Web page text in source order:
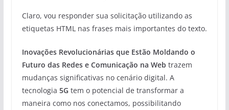
Claro, vou responder sua solicitação utilizando as
etiquetas HTML nas frases mais importantes do texto.
Inovações Revolucionárias que Estão Moldando o
Futuro das Redes e Comunicação na Web trazem
mudanças significativas no cenário digital. A
tecnologia 5G tem o potencial de transformar a
maneira como nos conectamos, possibilitando